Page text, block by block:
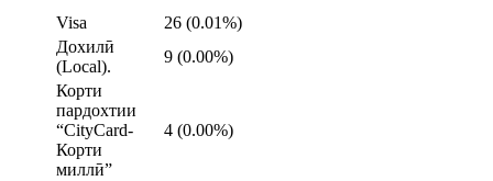
Visa
26 (0.01%)
Дохилӣ
(Local).
9 (0.00%)
Корти
пардохтии
“CityCard-
Корти
миллӣ”
4 (0.00%)